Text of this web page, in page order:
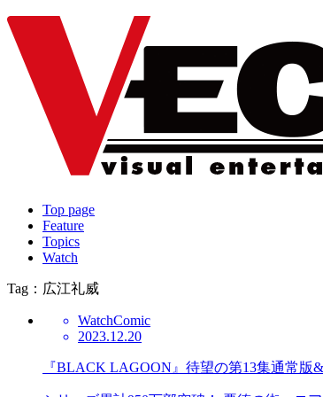
Top page
Feature
Topics
Watch
Tag：広江礼威
WatchComic
2023.12.20
『BLACK LAGOON』待望の第13集通常